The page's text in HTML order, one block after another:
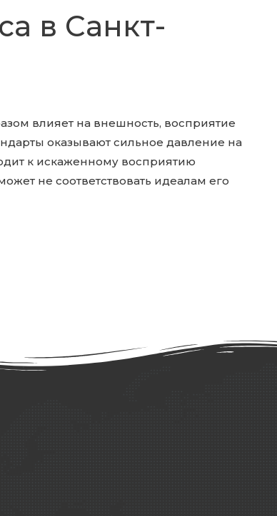
в Санкт-
влияет на внешность, восприятие
оказывают сильное давление на
к искаженному восприятию
не соответствовать идеалам его